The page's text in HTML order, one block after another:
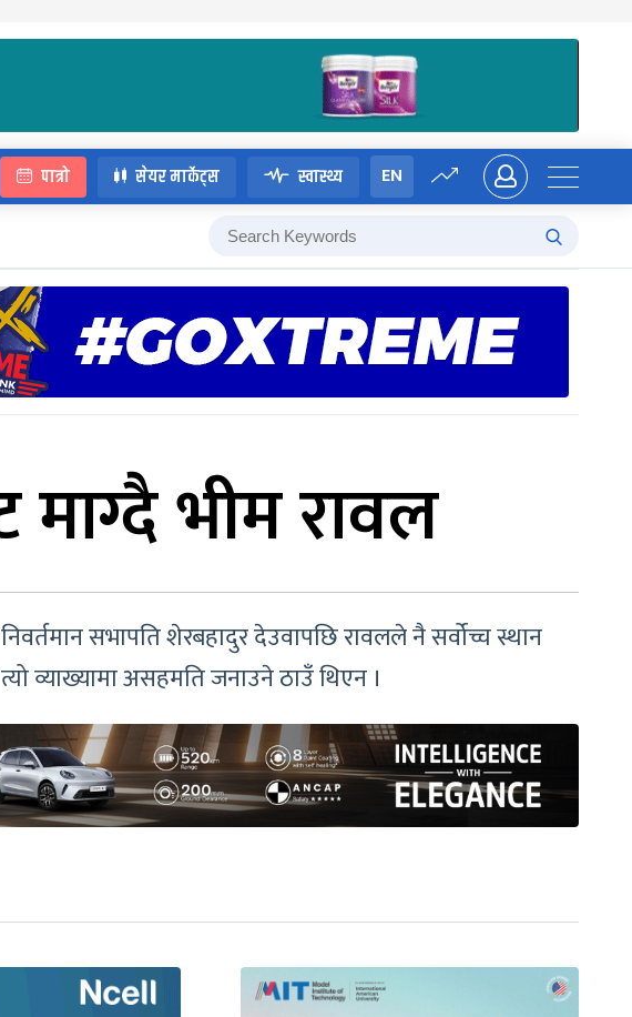
पात्रो सेयर मार्केट्स स्वास्थ्य EN
भीम रावल
सभापति शेरबहादुर देउवापछि रावलले नै सर्वोच्च स्थान
व्याख्यामा असहमति जनाउने ठाउँ थिएन ।